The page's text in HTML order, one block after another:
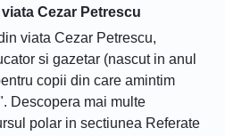
Cezar Petrescu
viata Cezar Petrescu,
si gazetar (nascut in anul
copii din care amintim
Descopera mai multe
polar in sectiunea Referate